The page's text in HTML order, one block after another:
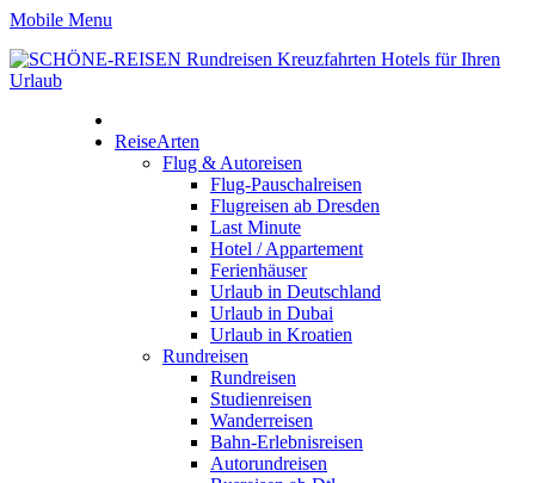
Mobile Menu
ReiseArten
Flug & Autoreisen
Flug-Pauschalreisen
Flugreisen ab Dresden
Last Minute
Hotel / Appartement
Ferienhäuser
Urlaub in Deutschland
Urlaub in Dubai
Urlaub in Kroatien
Rundreisen
Rundreisen
Studienreisen
Wanderreisen
Bahn-Erlebnisreisen
Autorundreisen